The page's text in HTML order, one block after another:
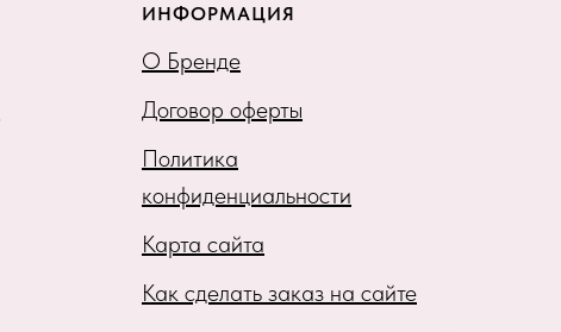
ИНФОРМАЦИЯ
О Бренде
Договор оферты
Политика
конфиденциальности
Карта сайта
Как сделать заказ на сайте